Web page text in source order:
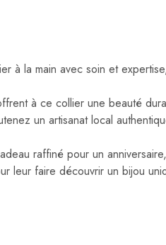
à la main avec soin et
à ce collier une beauté
un artisanat local
raffiné pour un
leur faire découvrir un bijou